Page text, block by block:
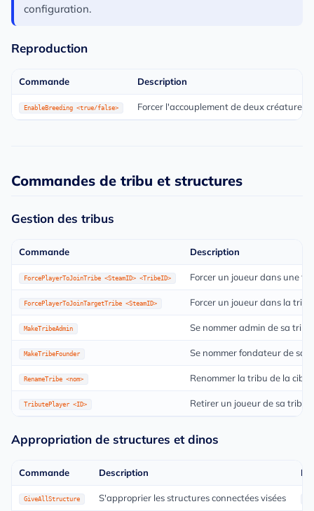
configuration.
Reproduction
Commande Description
EnableBreeding <true/false> Forcer l'accouplement de deux créatures
Commandes de tribu et structures
Gestion des tribus
Commande Description
ForcePlayerToJoinTribe <SteamID> <TribeID> Forcer un joueur dans une
ForcePlayerToJoinTargetTribe <SteamID> Forcer un joueur dans la
MakeTribeAdmin Se nommer admin de sa tribu
MakeTribeFounder Se nommer fondateur de sa
RenameTribe <nom> Renommer la tribu de la cible
TributePlayer <ID> Retirer un joueur de sa tribu
Appropriation de structures et dinos
Commande Description
GiveAllStructure S'approprier les structures connectées visées